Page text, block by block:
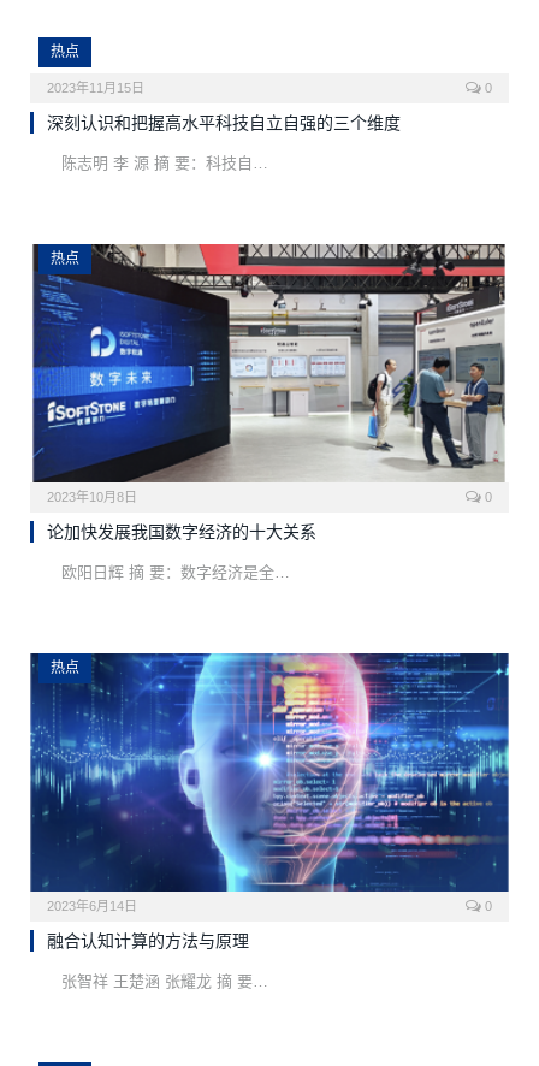
热点
2023年11月15日 0
深刻认识和把握高水平科技自立自强的三个维度
陈志明 李 源 摘 要：科技自…
热点
2023年10月8日 0
论加快发展我国数字经济的十大关系
欧阳日辉 摘 要：数字经济是全…
热点
2023年6月14日 0
融合认知计算的方法与原理
张智祥 王楚涵 张耀龙 摘 要…